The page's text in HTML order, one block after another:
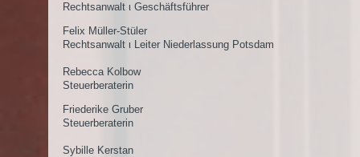
Rechtsanwalt ι Geschäftsführer
Felix Müller-Stüler
Rechtsanwalt ι Leiter Niederlassung Potsdam
Rebecca Kolbow
Steuerberaterin
Friederike Gruber
Steuerberaterin
Sybille Kerstan